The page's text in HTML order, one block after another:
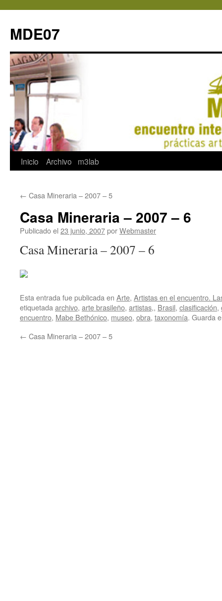
MDE07
Saltar
contenido
Inicio Archivo m3lab
← Casa Mineraria – 2007 – 5
Casa Mineraria – 2007 – 6
Publicado el 23 junio, 2007porWebmaster
Casa Mineraria – 2007 – 6
Esta entrada fue publicada en Arte, Artistas en el encuentro.
etiquetada archivo, arte brasileño, artistas,, Brasil, clasificación,
encuentro, Mabe Bethónico, museo, obra, taxonomía. Guarda
← Casa Mineraria – 2007 – 5